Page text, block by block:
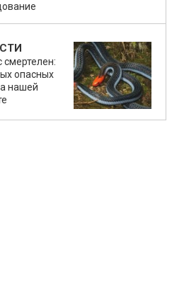
смертелен:
опасных
нашей